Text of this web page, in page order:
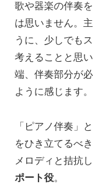
歌や器楽の伴奏
は思いません。
うに、少しでも
考えることと思
端、伴奏部分が
ように感じます。
「ピアノ伴奏」
をひき立てるべ
メロディと拮抗
ポート役。